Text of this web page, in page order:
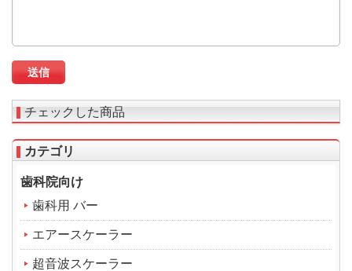
チェックした商品
カテゴリ
歯科院向け
歯科用 バー
エアースケーラー
超音波スケーラー